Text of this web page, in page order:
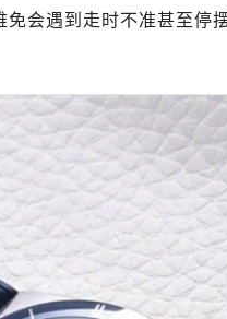
号绿地双子塔（中央广场
中心写字楼（万象城）15
国际中心写字楼A塔7层
世界贸易中心大厦南塔写
润大厦写字楼17层1701室
贸大厦写字楼1座30层05
大厦写字楼B座11层1104室
城写字楼15层03室（需提
原中心写字楼24层2406B
恒时代广场写字楼9层902
会遇到走时不准甚至停